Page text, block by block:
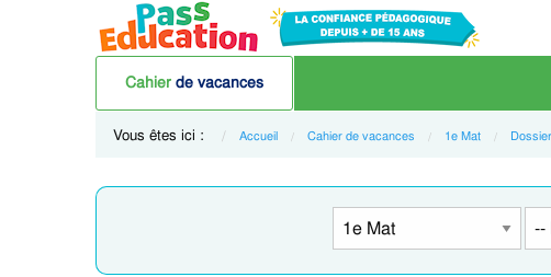
Cahier de vacances
Vous êtes ici : Accueil Cahier de vacances 1e Mat